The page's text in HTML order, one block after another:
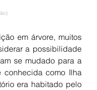
em árvore, muitos
a possibilidade
se mudado para a
conhecida como Ilha
era habitado pelo